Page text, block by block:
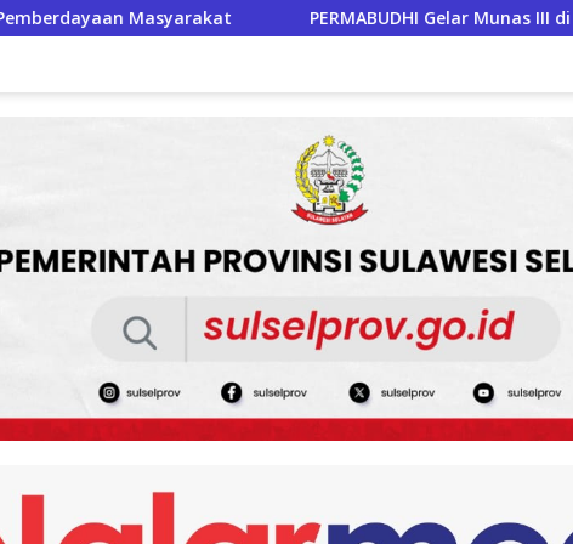
PERMABUDHI Gelar Munas III di Jakarta, Perkuat Persatuan